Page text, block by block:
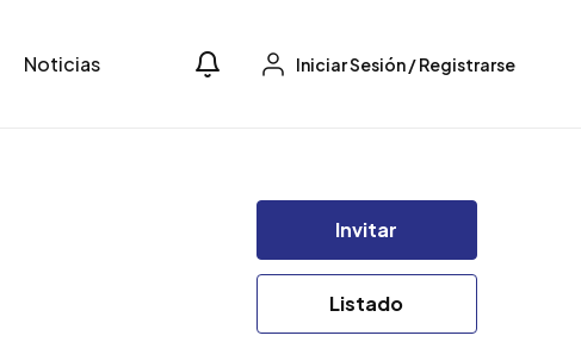
Noticias Iniciar Sesión/Registrarse
Invitar
Listado